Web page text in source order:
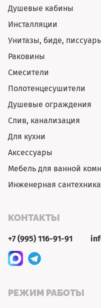
Душевые кабины
Инсталляции
Унитазы, биде,
Раковины
Смесители
Полотенцесушители
Душевые ограждения
Слив, канализация
Для кухни
Аксессуары
Мебель для ванной
Инженерная сантехника
КОНТАКТЫ
+7 (995) 116-91-91
РЕЖИМ РАБОТЫ